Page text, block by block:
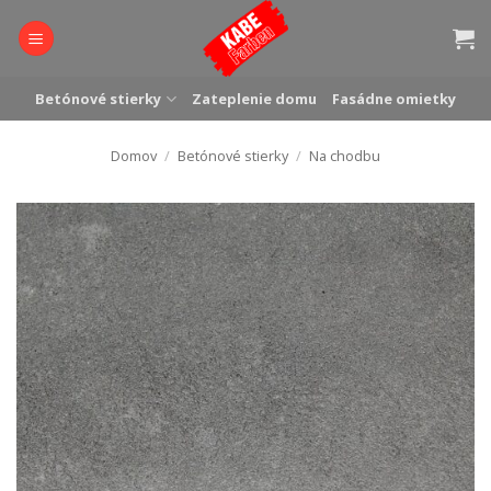
Betónové stierky Zateplenie domu Fasádne omietky
Domov / Betónové stierky / Na chodbu